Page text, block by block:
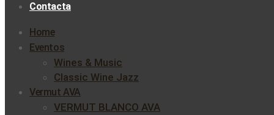
Contacta
Home
Eventos
Wines & Music
Classic Wine Jazz
Vermut AVA
VERMUT BLANCO AVA